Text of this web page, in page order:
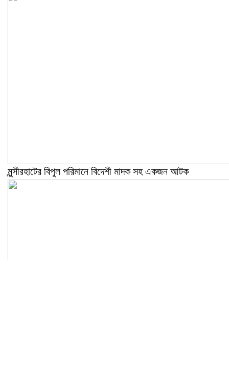
মুন্সীরহাটের বিপুল পরিমানে বিদেশী মাদক সহ একজন আটক